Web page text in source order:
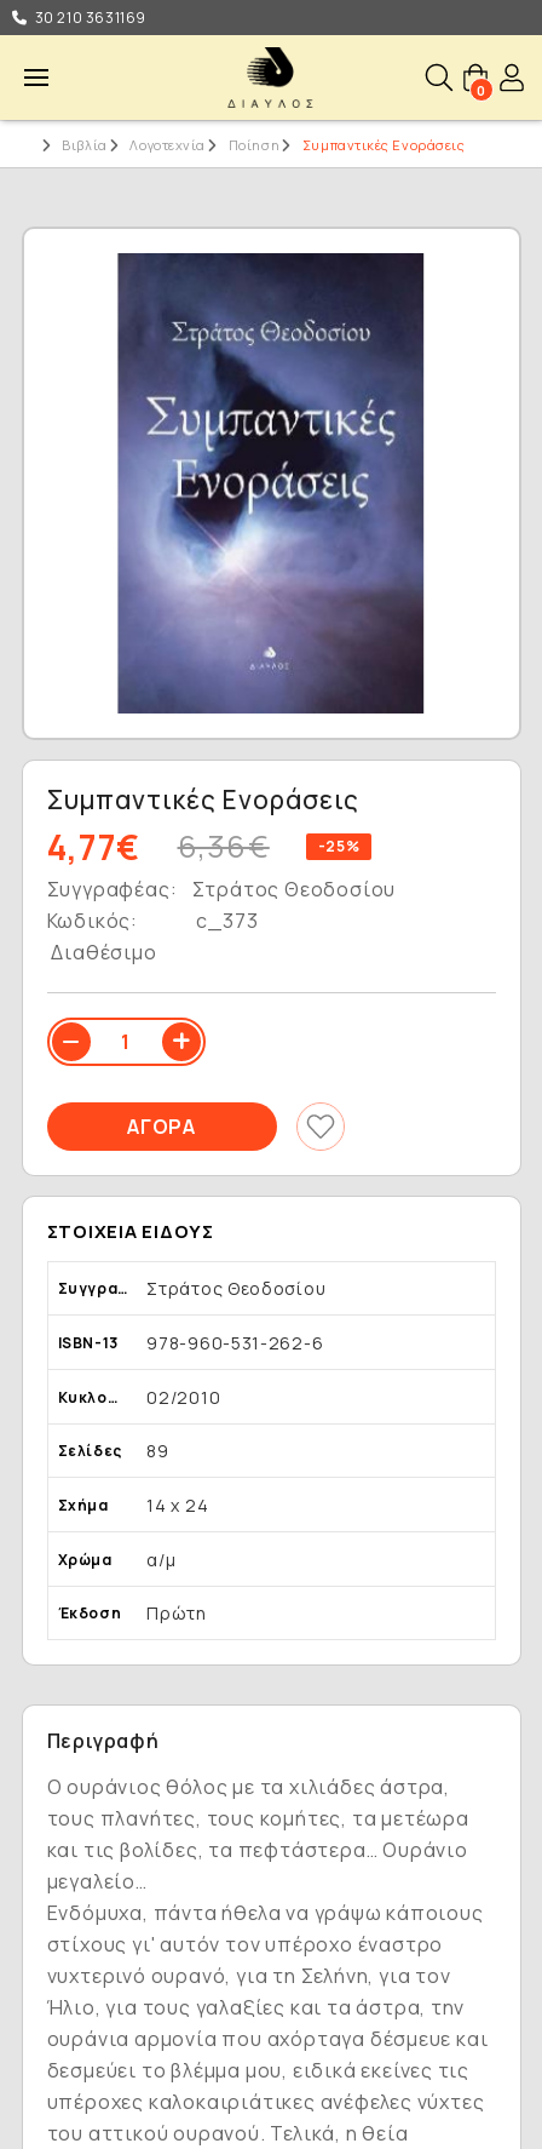
30 210 3631169
0
Βιβλία Λογοτεχνία Ποίηση Συμπαντικές Ενοράσεις
Συμπαντικές Ενοράσεις
4,77€ 6,36€ -25%
Συγγραφέας:
Στράτος Θεοδοσίου
Κωδικός:
c_373
Διαθέσιμο
ΣΤΟΙΧΕΊΑ ΕΊΔΟΥΣ
Συγγραφέας Στράτος Θεοδοσίου
ISBN-13 978-960-531-262-6
Κυκλοφορία 02/2010
Σελίδες 89
Σχήμα 14 x 24
Χρώμα α/μ
Έκδοση Πρώτη
Περιγραφή
Ο ουράνιος θόλος με τα χιλιάδες άστρα,
τους πλανήτες, τους κομήτες, τα μετέωρα
και τις βολίδες, τα πεφτάστερα… Ουράνιο
μεγαλείο…
Ενδόμυχα, πάντα ήθελα να γράψω κάποιους
στίχους γι' αυτόν τον υπέροχο έναστρο
νυχτερινό ουρανό, για τη Σελήνη, για τον
Ήλιο, για τους γαλαξίες και τα άστρα, την
ουράνια αρμονία που αχόρταγα δέσμευε και
δεσμεύει το βλέμμα μου, ειδικά εκείνες τις
υπέροχες καλοκαιριάτικες ανέφελες νύχτες
του αττικού ουρανού. Τελικά, η θεία